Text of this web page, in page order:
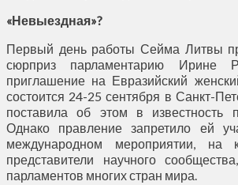
«Невыездная»?
Первый день работы Сейма Литвы
сюрприз парламентарию Ирине
приглашение на Евразийский
состоится 24-25 сентября в Санкт-
поставила об этом в известность
Однако правление запретило ей
международном мероприятии, на
представители научного
парламентов многих стран мира.